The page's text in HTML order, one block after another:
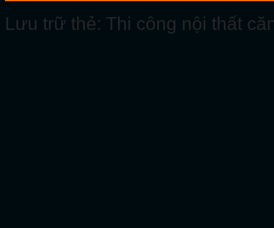
Lưu trữ thẻ: Thi công nội thất